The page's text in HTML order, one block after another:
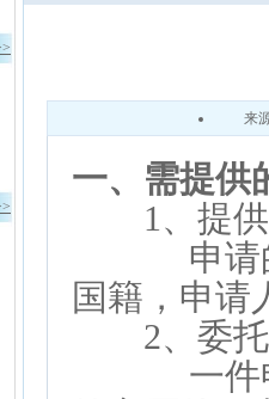
来
一、需提供
1、提供
申请的实
国籍，申请
2、委托
一件申请